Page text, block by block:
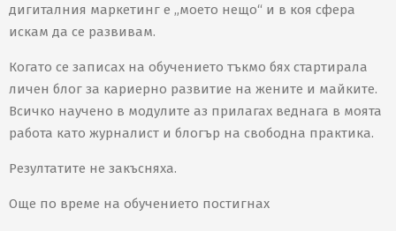
дигиталния маркетинг е „моето нещо“ и в коя сфера
искам да се развивам.
Когато се записах на обучението тъкмо бях стартирала
личен блог за кариерно развитие на жените и майките.
Всичко научено в модулите аз прилагах веднага в моята
работа като журналист и блогър на свободна практика.
Резултатите не закъсняха.
Още по време на обучението постигнах